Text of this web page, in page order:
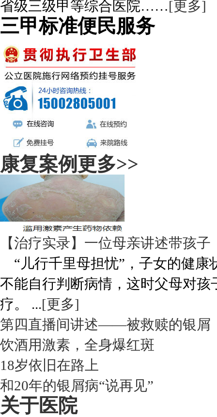
省级三级甲等综合医院……[更多]
三甲标准便民服务
康复案例更多>>
【治疗实录】一位母亲讲述带孩子
“儿行千里母担忧”，子女的健康
不能自行判断病情，这时父母对
疗。 ...[更多]
第四直播间讲述——被救赎的银屑
饮酒用激素，全身爆红斑
18岁依旧在路上
和20年的银屑病“说再见”
关于医院